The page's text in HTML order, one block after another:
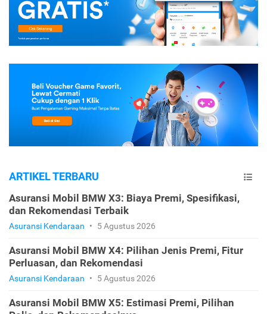
ARTIKEL TERBARU
Asuransi Mobil BMW X3: Biaya Premi, Spesifikasi,
dan Rekomendasi Terbaik
Asuransi Kendaraan • 5 Agustus 2026
Asuransi Mobil BMW X4: Pilihan Jenis Premi, Fitur
Perluasan, dan Rekomendasi
Asuransi Kendaraan • 5 Agustus 2026
Asuransi Mobil BMW X5: Estimasi Premi, Pilihan